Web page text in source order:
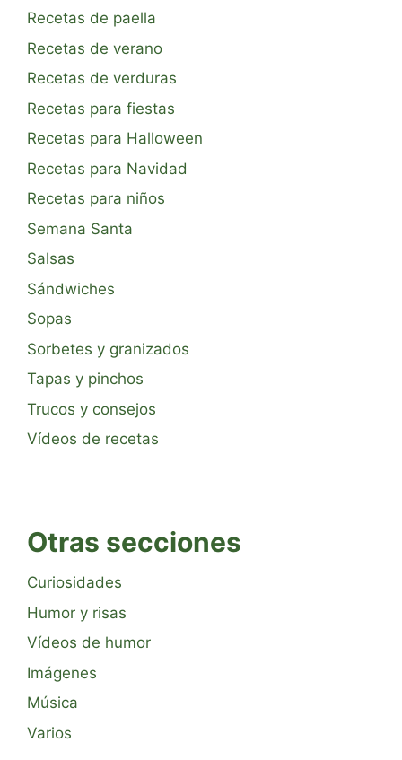
Recetas de paella
Recetas de verano
Recetas de verduras
Recetas para fiestas
Recetas para Halloween
Recetas para Navidad
Recetas para niños
Semana Santa
Salsas
Sándwiches
Sopas
Sorbetes y granizados
Tapas y pinchos
Trucos y consejos
Vídeos de recetas
Otras secciones
Curiosidades
Humor y risas
Vídeos de humor
Imágenes
Música
Varios